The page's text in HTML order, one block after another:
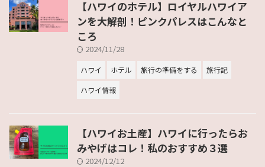
【ハワイのホテル】ロイヤルハワイア
ンを大解剖！ピンクパレスはこんなと
ころ
2024/11/28
ハワイ ホテル 旅行の準備をする
旅行記
ハワイ情報
【ハワイお土産】ハワイに行ったらお
みやげはコレ！私のおすすめ３選
2024/12/12